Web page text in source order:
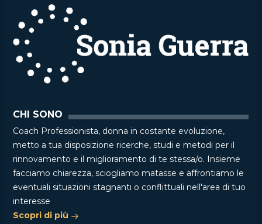
CHI SONO
Coach Professionista, donna in costante evoluzione,
metto a tua disposizione ricerche, studi e metodi per il
rinnovamento e il miglioramento di te stessa/o. Insieme
facciamo chiarezza, sciogliamo matasse e affrontiamo le
eventuali situazioni stagnanti o conflittuali nell'area di tuo
interesse
Scopri di più